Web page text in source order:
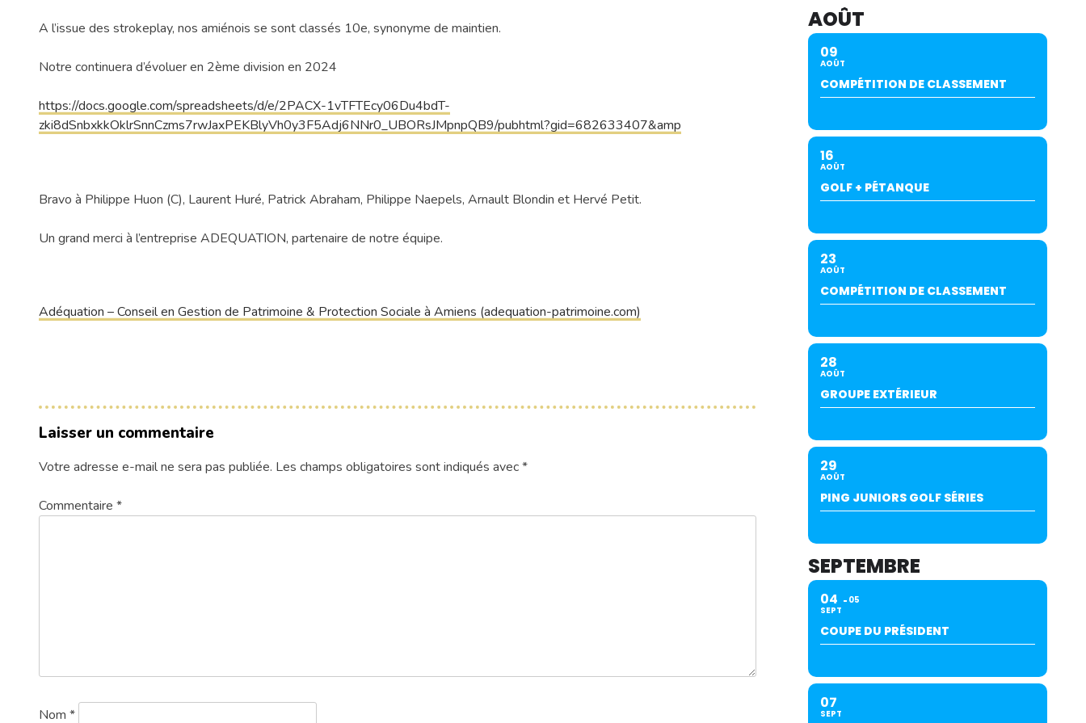
A l’issue des strokeplay, nos amiénois se sont classés 10e, synonyme de maintien.
Notre continuera d’évoluer en 2ème division en 2024
https://docs.google.com/spreadsheets/d/e/2PACX-1vTFTEcy06Du4bdT-
zki8dSnbxkkOklrSnnCzms7rwJaxPEKBlyVh0y3F5Adj6NNr0_UBORsJMpnpQB9/pubhtml?gid=682633407&amp
Bravo à Philippe Huon (C), Laurent Huré, Patrick Abraham, Philippe Naepels, Arnault Blondin et Hervé Petit.
Un grand merci à l’entreprise ADEQUATION, partenaire de notre équipe.
Adéquation – Conseil en Gestion de Patrimoine & Protection Sociale à Amiens (adequation-patrimoine.com)
Laisser un commentaire
Votre adresse e-mail ne sera pas publiée. Les champs obligatoires sont indiqués avec*
Commentaire *
Nom *
AOÛT
09
AOÛT
COMPÉTITION DE CLASSEMENT
16
AOÛT
GOLF + PÉTANQUE
23
AOÛT
COMPÉTITION DE CLASSEMENT
28
AOÛT
GROUPE EXTÉRIEUR
29
AOÛT
PING JUNIORS GOLF SÉRIES
SEPTEMBRE
04
SEPT
05
COUPE DU PRÉSIDENT
07
SEPT